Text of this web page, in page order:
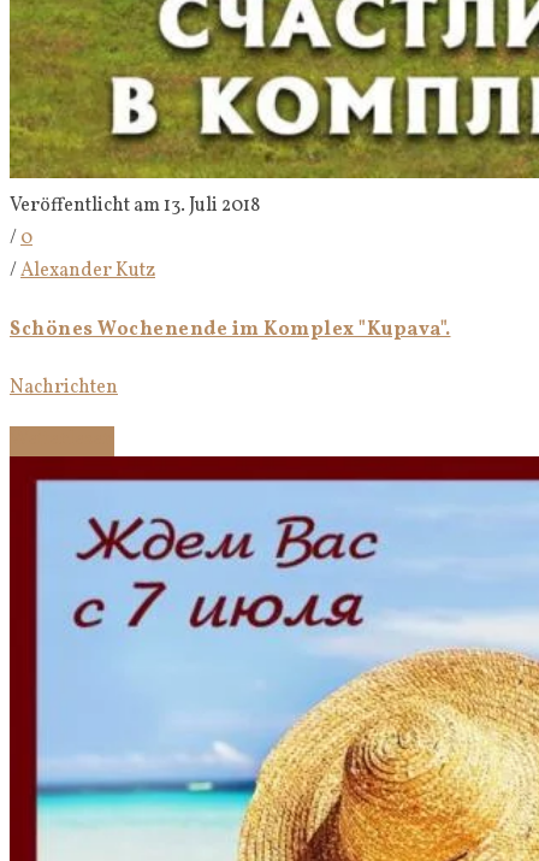
Veröffentlicht am 13. Juli 2018
/0
/Alexander Kutz
Schönes Wochenende im Komplex "Kupava".
Nachrichten